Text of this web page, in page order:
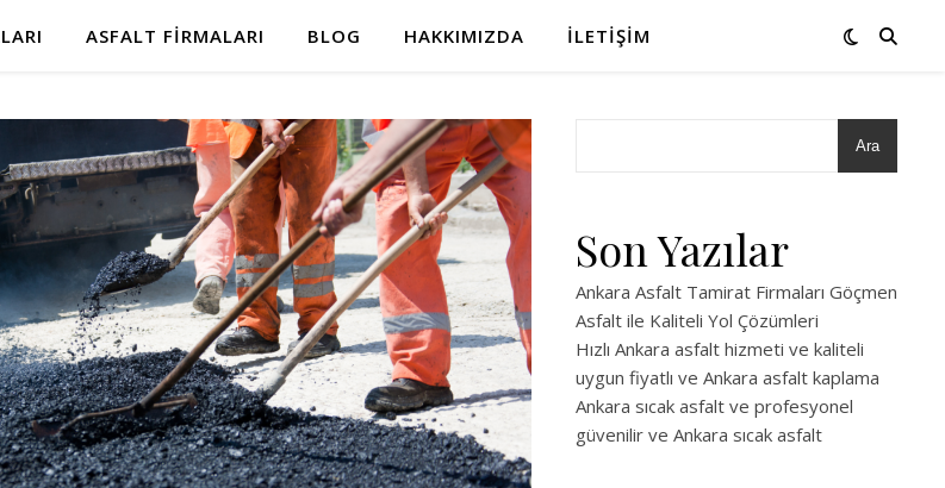
ASFALT FIRMALARI BLOG HAKKIMIZDA İLETIŞIM
Ara
Son Yazılar
Ankara Asfalt Tamirat Firmaları Göçmen
Asfalt ile Kaliteli Yol Çözümleri
Hızlı Ankara asfalt hizmeti ve kaliteli
uygun fiyatlı ve Ankara asfalt kaplama
Ankara sıcak asfalt ve profesyonel
güvenilir ve Ankara sıcak asfalt